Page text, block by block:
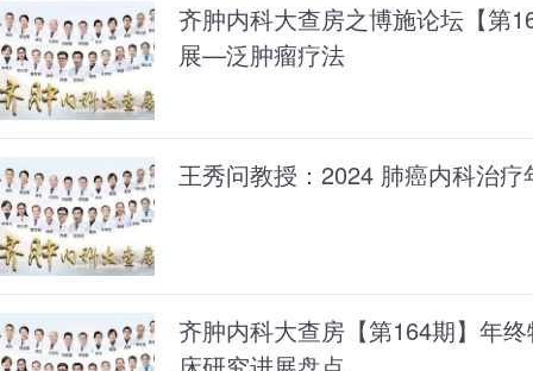
齐肿内科大查房之博施论坛【第
展—泛肿瘤疗法
王秀问教授：2024 肺癌内科治疗
齐肿内科大查房【第164期】年